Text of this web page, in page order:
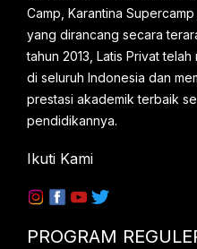
Camp, Karantina Supercamp
yang dirancang secara
tahun 2013, Latis Privat
di seluruh Indonesia dan
prestasi akademik terbaik
pendidikannya.
Ikuti Kami
PROGRAM